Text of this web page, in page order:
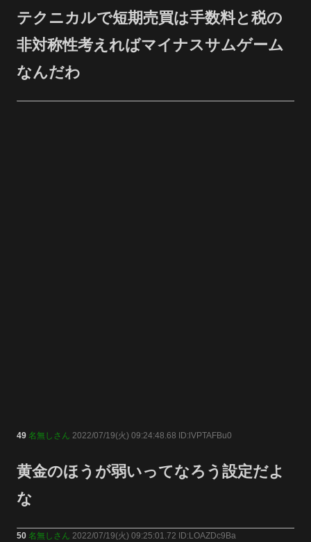
テクニカルで短期売買は手数料と税の
非対称性考えればマイナスサムゲーム
なんだわ
49 名無しさん 2022/07/19(火) 09:24:48.68 ID:lVPTAFBu0
黄金のほうが弱いってなろう設定だよ
な
50 名無しさん 2022/07/19(火) 09:25:01.72 ID:LOAZDc9Ba